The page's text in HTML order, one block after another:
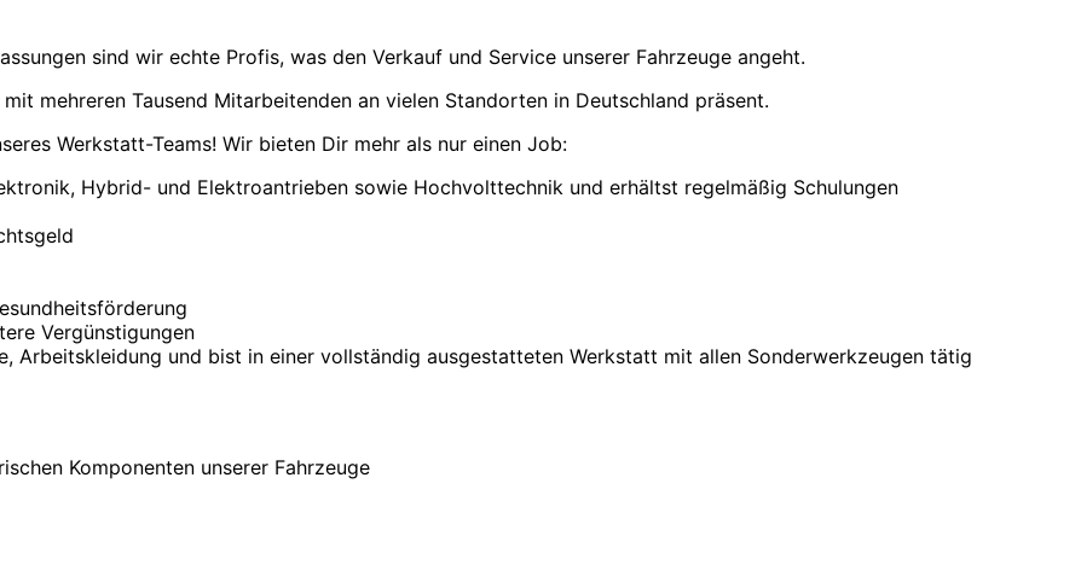
sind wir echte Profis, was den Verkauf und Service unserer Fahrzeuge angeht.
mehreren Tausend Mitarbeitenden an vielen Standorten in Deutschland präsent.
Werkstatt-Teams! Wir bieten Dir mehr als nur einen Job:
Hybrid- und Elektroantrieben sowie Hochvolttechnik und erhältst regelmäßig Schulungen
Vergünstigungen
Arbeitskleidung und bist in einer vollständig ausgestatteten Werkstatt mit allen Sonderwerkzeugen tätig
Komponenten unserer Fahrzeuge